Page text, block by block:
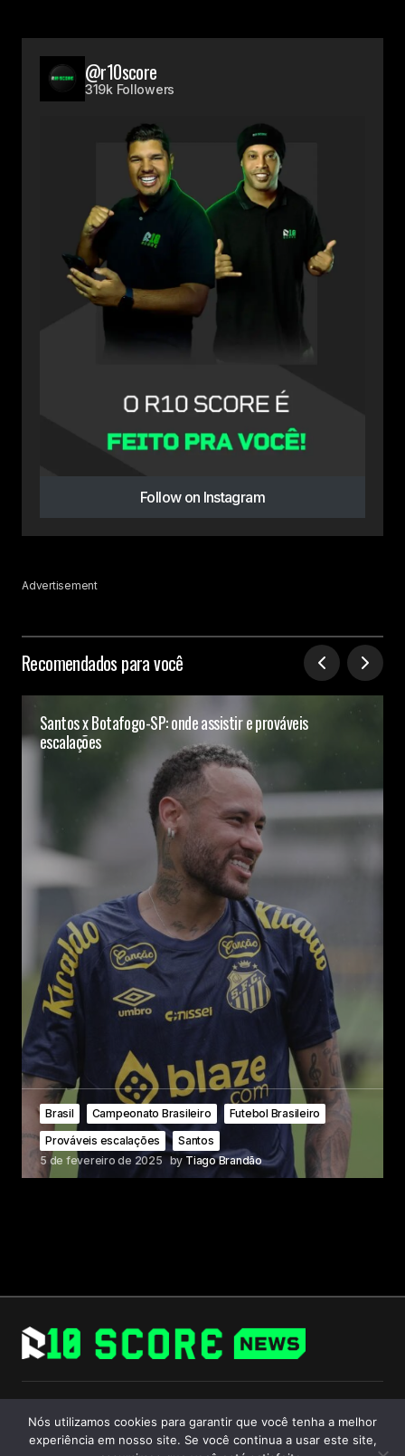
@r10score
319k Followers
Follow on Instagram
Advertisement
Recomendados para você
Santos x Botafogo-SP: onde assistir e prováveis
escalações
Brasil Campeonato Brasileiro
Futebol Brasileiro
Prováveis escalações
Santos
5 de fevereiro de 2025 by Tiago Brandão
Follow Us
Nós utilizamos cookies para garantir que você tenha a melhor
experiência em nosso site. Se você continua a usar este site,